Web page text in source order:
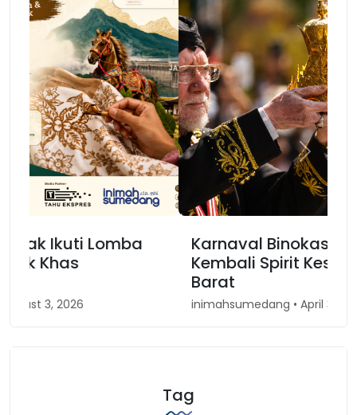
Karnaval Binokasih, Merajut
Kembali Spirit Kesundaan di Jawa
inimahsumedang • April 30, 2026
Previous Next
Tag